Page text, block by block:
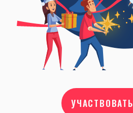
УЧАСТВОВАТЬ